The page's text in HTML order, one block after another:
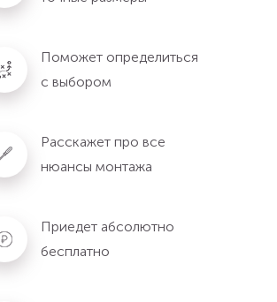
Поможет определиться
с выбором
Расскажет про все
нюансы монтажа
Приедет абсолютно
бесплатно